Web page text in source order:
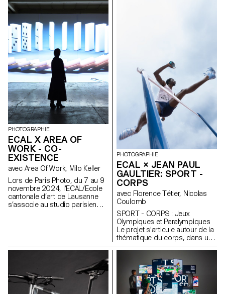
PHOTOGRAPHIE
ECAL X AREA OF
WORK - CO-
EXISTENCE
avec Area Of Work, Milo Keller
Lors de Paris Photo, du 7 au 9
novembre 2024, l’ECAL/Ecole
cantonale d’art de Lausanne
s’associe au studio parisien
de Paris. Dans une grande
métropole, un petit
appartement à l’apparence vide
révèle des traces discrètes de
présence humaine. A une autre
échelle, une population
PHOTOGRAPHIE
ECAL × JEAN PAUL
GAULTIER: SPORT -
CORPS
avec Florence Tétier, Nicolas
Coulomb
SPORT - CORPS : Jeux
Olympiques et Paralympiques
Le projet s'articule autour de la
thématique du corps, dans une
conception d’une mise en
contexte récent des Jeux
Olympiques et Paralympiques
encadre en toute logique le
choix de la thématique du